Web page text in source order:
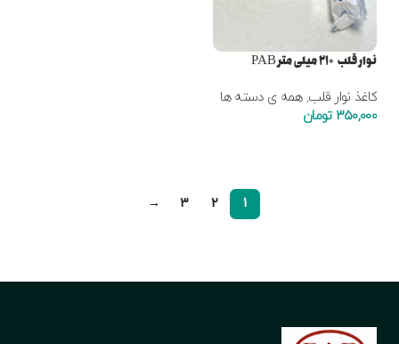
نوار قلب ۲۱۰ میلی متر PAB
کاغذ نوار قلب,همه ی دسته ها
350,000 تومان
1
2
3
→